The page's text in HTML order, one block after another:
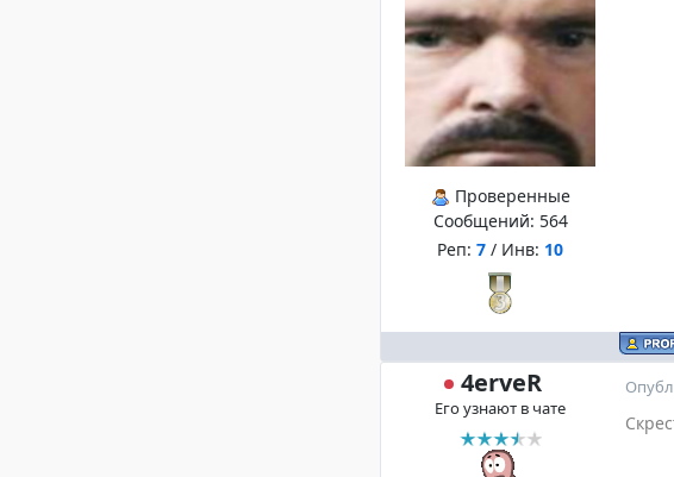
Проверенные
Сообщений: 564
Реп: 7 / Инв: 10
4erveR
Его узнают в чате